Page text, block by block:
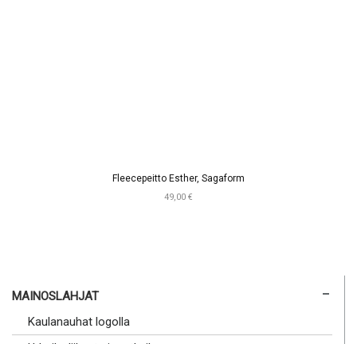
Fleecepeitto Esther, Sagaform
49,00 €
MAINOSLAHJAT
Kaulanauhat logolla